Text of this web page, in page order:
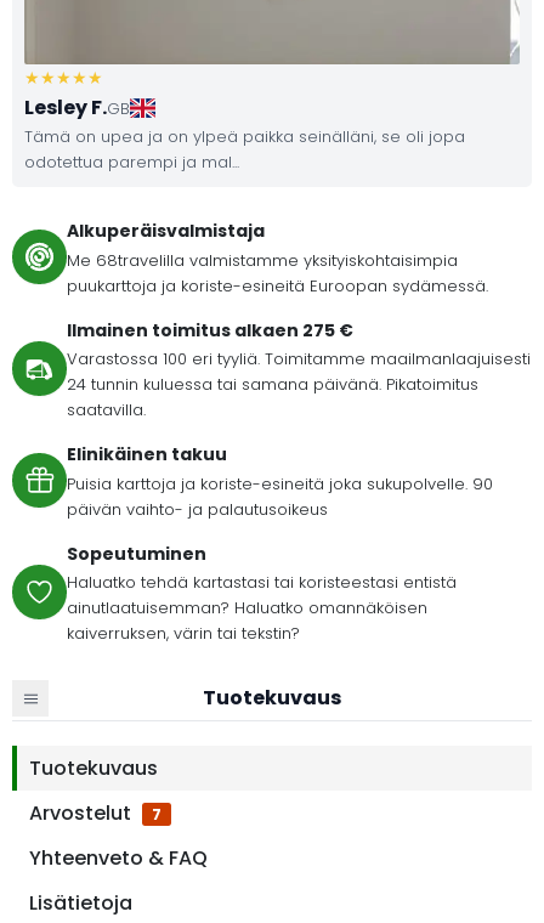
Lesley F.GB
Tämä on upea ja on ylpeä paikka seinälläni, se oli jopa
odotettua parempi ja mal...
Alkuperäisvalmistaja
Me 68travelilla valmistamme yksityiskohtaisimpia
puukarttoja ja koriste-esineitä Euroopan sydämessä.
Ilmainen toimitus alkaen 275 €
Varastossa 100 eri tyyliä. Toimitamme maailmanlaajuisesti
24 tunnin kuluessa tai samana päivänä. Pikatoimitus
saatavilla.
Elinikäinen takuu
Puisia karttoja ja koriste-esineitä joka sukupolvelle. 90
päivän vaihto- ja palautusoikeus
Sopeutuminen
Haluatko tehdä kartastasi tai koristeestasi entistä
ainutlaatuisemman? Haluatko omannäköisen
kaiverruksen, värin tai tekstin?
Tuotekuvaus
Tuotekuvaus
Arvostelut
7
Yhteenveto & FAQ
Lisätietoja